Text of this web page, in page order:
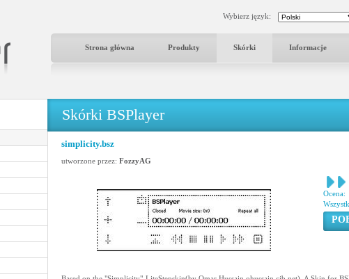
Wybierz język:
Strona główna Produkty Skórki Informacje
Skórki BSPlayer
simplicity.bsz
utworzone przez: FozzyAG
Ocena: